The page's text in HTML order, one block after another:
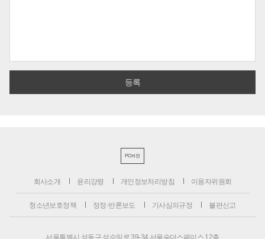
PC버전
회사소개 윤리강령 개인정보처리방침 이용자위원회
청소년보호정책 정정·반론보도 기사심의규정 불편신고
서울특별시 성동구 성수일로 39-34 서울숲더스페이스 12층